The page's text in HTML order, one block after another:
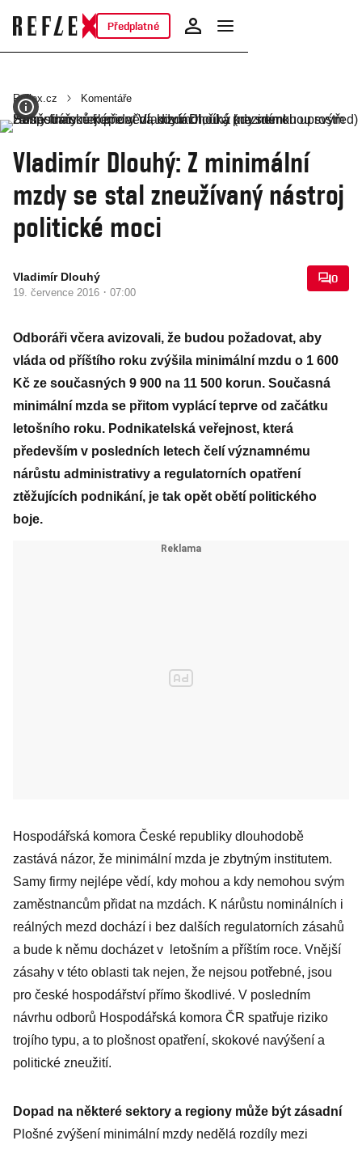
Předplatné
Reflex.cz Komentáře
Vladimír Dlouhý: Z minimální
mzdy se stal zneužívaný nástroj
politické moci
Vladimír Dlouhý
19. července 2016 · 07:00
0
Odboráři včera avizovali, že budou požadovat, aby
vláda od příštího roku zvýšila minimální mzdu o 1 600
Kč ze současných 9 900 na 11 500 korun. Současná
minimální mzda se přitom vyplácí teprve od začátku
letošního roku. Podnikatelská veřejnost, která
především v posledních letech čelí významnému
nárůstu administrativy a regulatorních opatření
ztěžujících podnikání, je tak opět obětí politického
boje.
Hospodářská komora České republiky dlouhodobě
zastává názor, že minimální mzda je zbytným institutem.
Samy firmy nejlépe vědí, kdy mohou a kdy nemohou svým
zaměstnancům přidat na mzdách. K nárůstu nominálních i
reálných mezd dochází i bez dalších regulatorních zásahů
a bude k němu docházet v letošním a příštím roce. Vnější
zásahy v této oblasti tak nejen, že nejsou potřebné, jsou
pro české hospodářství přímo škodlivé. V posledním
návrhu odborů Hospodářská komora ČR spatřuje riziko
trojího typu, a to plošnost opatření, skokové navýšení a
politické zneužití.
Dopad na některé sektory a regiony může být zásadní
Plošné zvýšení minimální mzdy nedělá rozdíly mezi